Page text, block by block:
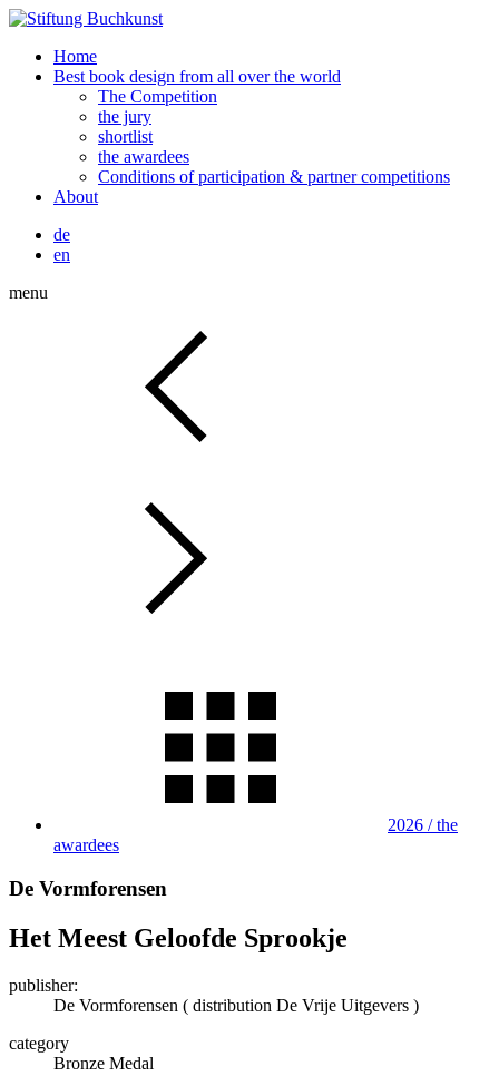
Home
Best book design from all over the world
The Competition
the jury
shortlist
the awardees
Conditions of participation & partner competitions
About
de
en
menu
2026 / the
awardees
De Vormforensen
Het Meest Geloofde Sprookje
publisher:
De Vormforensen ( distribution De Vrije Uitgevers )
category
Bronze Medal